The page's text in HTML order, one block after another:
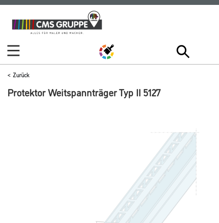
Zum
Inhalt
Zum
Navigationsmenü
Zurück
Protektor Weitspannträger Typ II 5127